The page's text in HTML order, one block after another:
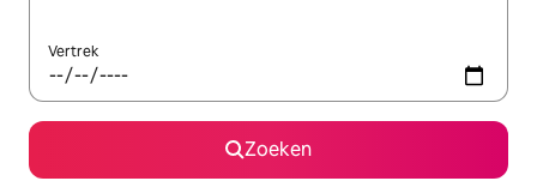
Vertrek
Zoeken